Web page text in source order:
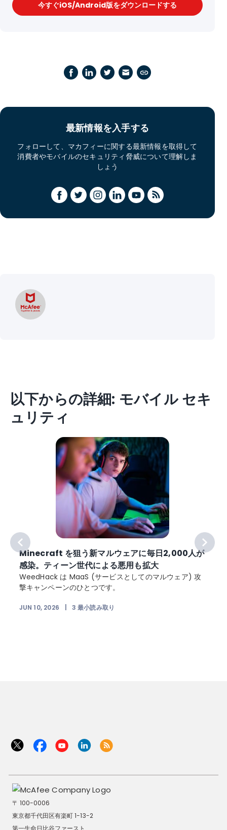
今すぐiOS/Android版をダウンロードする
最新情報を入手する
フォローして、マカフィーに関する最新情報を取得して
消費者やモバイルのセキュリティ脅威について理解しま
しょう
以下からの詳細: モバイル セキ
ュリティ
Minecraft を狙う新マルウェアに毎日2,000人が
感染。ティーン世代による悪用も拡大
WeedHack は MaaS (サービスとしてのマルウェア) 攻
撃キャンペーンのひとつです。
JUN 10, 2026 3 最小読み取り
〒 100-0006
東京都千代田区有楽町 1-13-2
第一生命日比谷ファースト